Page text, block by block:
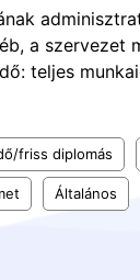
a szervezet
teljes
friss diplomás
Általános